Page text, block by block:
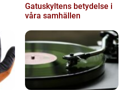
Gatuskyltens betydelse i
våra samhällen